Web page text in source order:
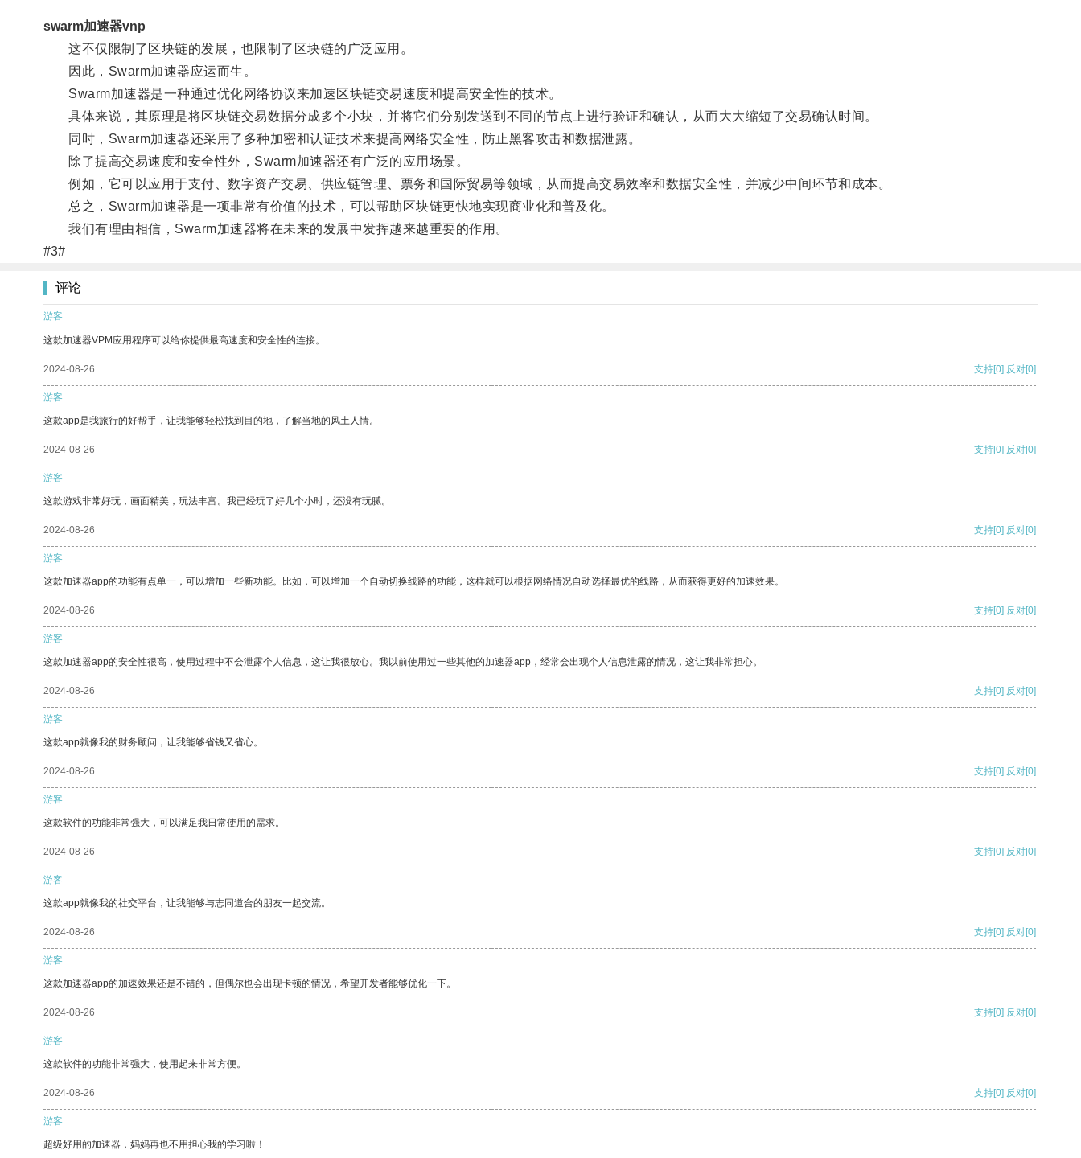
swarm加速器vnp
这不仅限制了区块链的发展，也限制了区块链的广泛应用。
因此，Swarm加速器应运而生。
Swarm加速器是一种通过优化网络协议来加速区块链交易速度和提高安全性的技术。
具体来说，其原理是将区块链交易数据分成多个小块，并将它们分别发送到不同的节点上进行验证和确认，从而大大缩短了交易确认时间。
同时，Swarm加速器还采用了多种加密和认证技术来提高网络安全性，防止黑客攻击和数据泄露。
除了提高交易速度和安全性外，Swarm加速器还有广泛的应用场景。
例如，它可以应用于支付、数字资产交易、供应链管理、票务和国际贸易等领域，从而提高交易效率和数据安全性，并减少中间环节和成本。
总之，Swarm加速器是一项非常有价值的技术，可以帮助区块链更快地实现商业化和普及化。
我们有理由相信，Swarm加速器将在未来的发展中发挥越来越重要的作用。
#3#
评论
游客
这款加速器VPM应用程序可以给你提供最高速度和安全性的连接。
2024-08-26 支持[0] 反对[0]
游客
这款app是我旅行的好帮手，让我能够轻松找到目的地，了解当地的风土人情。
2024-08-26 支持[0] 反对[0]
游客
这款游戏非常好玩，画面精美，玩法丰富。我已经玩了好几个小时，还没有玩腻。
2024-08-26 支持[0] 反对[0]
游客
这款加速器app的功能有点单一，可以增加一些新功能。比如，可以增加一个自动切换线路的功能，这样就可以根据网络情况自动选择最优的线路，从而获得更好的加速效果。
2024-08-26 支持[0] 反对[0]
游客
这款加速器app的安全性很高，使用过程中不会泄露个人信息，这让我很放心。我以前使用过一些其他的加速器app，经常会出现个人信息泄露的情况，这让我非常担心。
2024-08-26 支持[0] 反对[0]
游客
这款app就像我的财务顾问，让我能够省钱又省心。
2024-08-26 支持[0] 反对[0]
游客
这款软件的功能非常强大，可以满足我日常使用的需求。
2024-08-26 支持[0] 反对[0]
游客
这款app就像我的社交平台，让我能够与志同道合的朋友一起交流。
2024-08-26 支持[0] 反对[0]
游客
这款加速器app的加速效果还是不错的，但偶尔也会出现卡顿的情况，希望开发者能够优化一下。
2024-08-26 支持[0] 反对[0]
游客
这款软件的功能非常强大，使用起来非常方便。
2024-08-26 支持[0] 反对[0]
游客
超级好用的加速器，妈妈再也不用担心我的学习啦！